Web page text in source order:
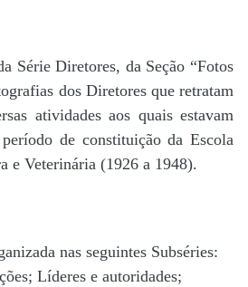
Série Diretores, da Seção “Fotos
dos Diretores que retratam
atividades aos quais estavam
de constituição da Escola
e Veterinária (1926 a 1948).
nas seguintes Subséries:
Líderes e autoridades;